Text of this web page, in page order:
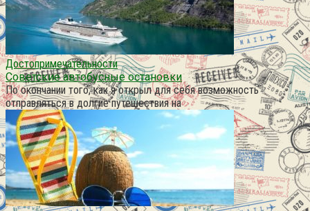
Достопримечательности
Советские автобусные остановки
По окончании того, как я открыл для себя возможность
отправляться в долгие путешествия на